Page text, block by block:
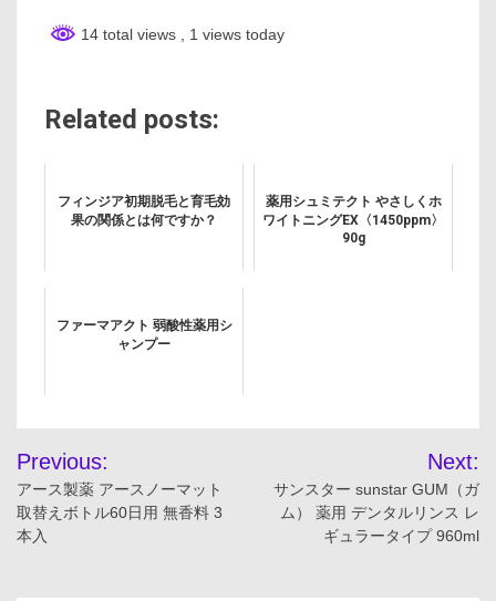
14 total views , 1 views today
Related posts:
フィンジア初期脱毛と育毛効
果の関係とは何ですか？
薬用シュミテクト やさしくホ
ワイトニングEX〈1450ppm〉
90g
ファーマアクト 弱酸性薬用シ
ャンプー
投
稿
ナ
Previous:
アース製薬 アースノーマット
取替えボトル60日用 無香料 3
本入
Next:
サンスター sunstar GUM（ガ
ム） 薬用 デンタルリンス レ
ギュラータイプ 960ml